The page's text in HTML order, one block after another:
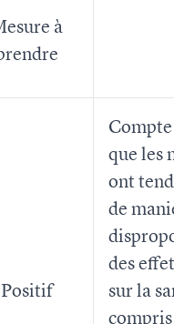
à
Positif
que les
ont
de
des
sur la